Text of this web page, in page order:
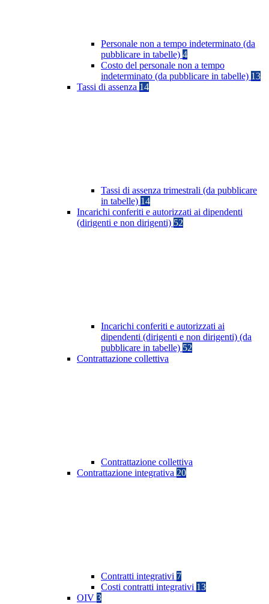
Personale non a tempo indeterminato (da
pubblicare in tabelle) 4
Costo del personale non a tempo
indeterminato (da pubblicare in tabelle) 13
Tassi di assenza 14
Tassi di assenza trimestrali (da pubblicare
in tabelle) 14
Incarichi conferiti e autorizzati ai dipendenti
(dirigenti e non dirigenti) 52
Incarichi conferiti e autorizzati ai
dipendenti (dirigenti e non dirigenti) (da
pubblicare in tabelle) 52
Contrattazione collettiva
Contrattazione collettiva
Contrattazione integrativa 20
Contratti integrativi 7
Costi contratti integrativi 13
OIV 3